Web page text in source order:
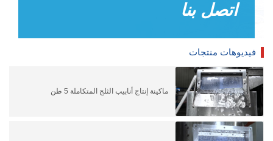
اتصل بنا
فيديوهات منتجات
ماكينة إنتاج أنابيب الثلج المتكاملة 5 طن